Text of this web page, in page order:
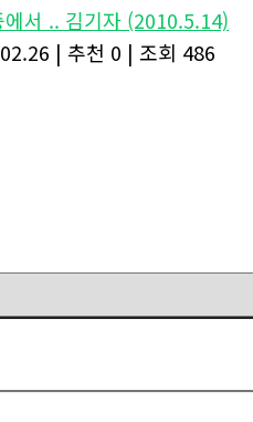
서 .. 김기자 (2010.5.14)
| 추천 0 | 조회 486